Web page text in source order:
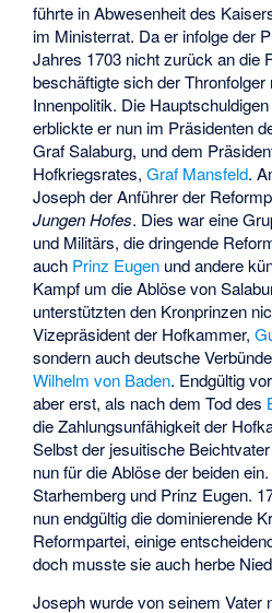
führte in Abwesenheit des
im Ministerrat. Da er infolge der
Jahres 1703 nicht zurück an die
beschäftigte sich der Thronfolger
Innenpolitik. Die
erblickte er nun im Präsidenten
Graf Salaburg, und dem
Hofkriegsrates,Graf Mansfeld.
Joseph der Anführer der
Jungen Hofes. Dies war eine
und Militärs, die dringende
auch Prinz Eugen und andere
Kampf um die Ablöse von
unterstützten den Kronprinzen
Vizepräsident der Hofkammer,
sondern auch deutsche
Wilhelm von Baden. Endgültig
aber erst, als nach dem Tod des
die Zahlungsunfähigkeit der
Selbst der jesuitische
nun für die Ablöse der beiden
Starhemberg und Prinz Eugen.
nun endgültig die dominierende
Reformpartei, einige
doch musste sie auch herbe
Joseph wurde von seinem Vater